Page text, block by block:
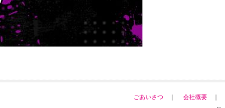
ごあいさつ ｜ 会社概要